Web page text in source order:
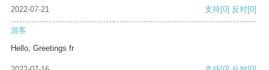
2022-07-21 支持[0] 反对[0]
游客
Hello, Greetings fr